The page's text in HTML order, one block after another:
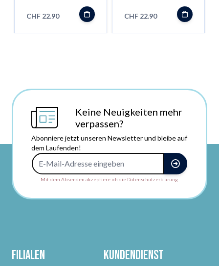
CHF 22.90 CHF 22.90
Keine Neuigkeiten mehr
verpassen?
Abonniere jetzt unseren Newsletter und bleibe auf
dem Laufenden!
Mit dem Absenden akzeptiere ich die Datenschutzerklärung.
Filialen Kundendienst